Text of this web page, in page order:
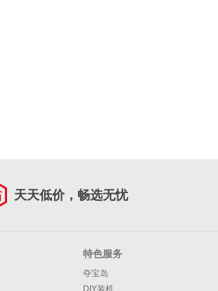
天天低价，畅选无忧
特色服务
夺宝岛
DIY装机